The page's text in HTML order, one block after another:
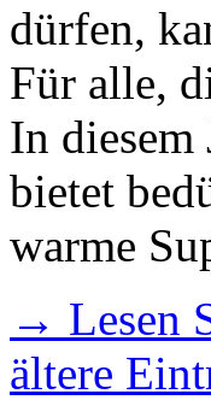
dürfen,
Für alle,
In diesem
bietet
warme
→ Lesen
ältere